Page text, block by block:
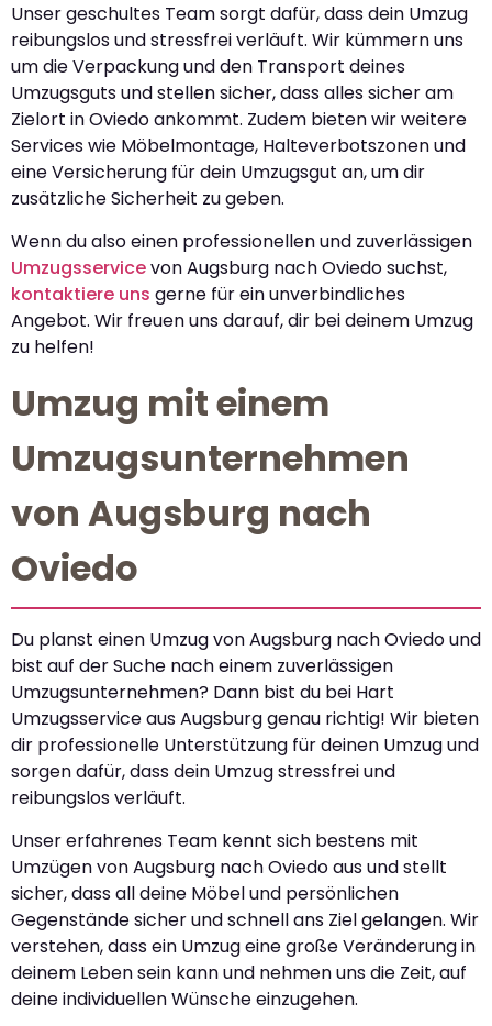
Unser geschultes Team sorgt dafür, dass dein Umzug
reibungslos und stressfrei verläuft. Wir kümmern uns
um die Verpackung und den Transport deines
Umzugsguts und stellen sicher, dass alles sicher am
Zielort in Oviedo ankommt. Zudem bieten wir weitere
Services wie Möbelmontage, Halteverbotszonen und
eine Versicherung für dein Umzugsgut an, um dir
zusätzliche Sicherheit zu geben.
Wenn du also einen professionellen und zuverlässigen
Umzugsservicevon Augsburg nach Oviedo suchst,
kontaktiere uns gerne für ein unverbindliches
Angebot. Wir freuen uns darauf, dir bei deinem Umzug
zu helfen!
Umzug mit einem
Umzugsunternehmen
von Augsburg nach
Oviedo
Du planst einen Umzug von Augsburg nach Oviedo und
bist auf der Suche nach einem zuverlässigen
Umzugsunternehmen? Dann bist du bei Hart
Umzugsservice aus Augsburg genau richtig! Wir bieten
dir professionelle Unterstützung für deinen Umzug und
sorgen dafür, dass dein Umzug stressfrei und
reibungslos verläuft.
Unser erfahrenes Team kennt sich bestens mit
Umzügen von Augsburg nach Oviedo aus und stellt
sicher, dass all deine Möbel und persönlichen
Gegenstände sicher und schnell ans Ziel gelangen. Wir
verstehen, dass ein Umzug eine große Veränderung in
deinem Leben sein kann und nehmen uns die Zeit, auf
deine individuellen Wünsche einzugehen.